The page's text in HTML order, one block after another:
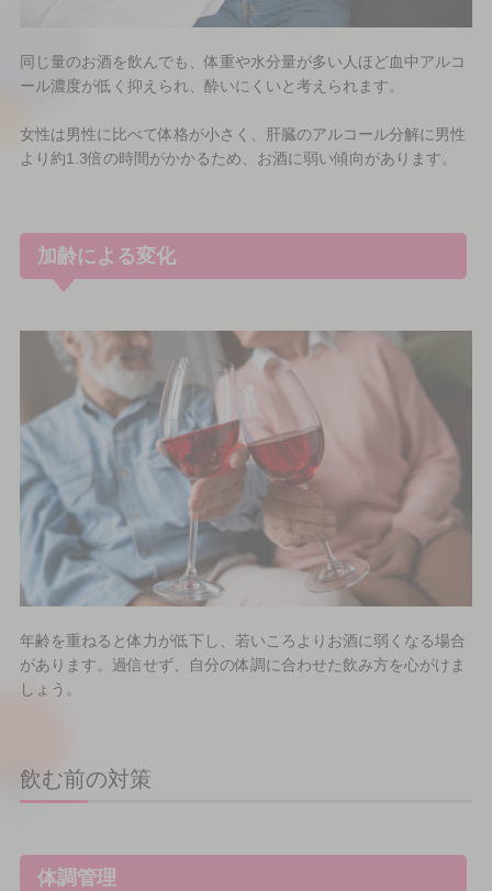
同じ量のお酒を飲んでも、体重や水分量が多い人ほど血中アルコ
ール濃度が低く抑えられ、酔いにくいと考えられます。
女性は男性に比べて体格が小さく、肝臓のアルコール分解に男性
より約1.3倍の時間がかかるため、お酒に弱い傾向があります。
加齢による変化
年齢を重ねると体力が低下し、若いころよりお酒に弱くなる場合
があります。過信せず、自分の体調に合わせた飲み方を心がけま
しょう。
飲む前の対策
体調管理